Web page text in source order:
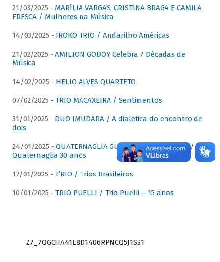
21/03/2025 - MARÍLIA VARGAS, CRISTINA BRAGA E CAMILA
FRESCA / Mulheres na Música
14/03/2025 - IROKO TRIO / Andarilho Américas
21/02/2025 - AMILTON GODOY Celebra 7 Décadas de
Música
14/02/2025 - HELIO ALVES QUARTETO
07/02/2025 - TRIO MACAXEIRA / Sentimentos
31/01/2025 - DUO IMUDARA / A dialética do encontro de
dois
24/01/2025 - QUATERNAGLIA GUITAR QUARTET (QGQ) /
Quaternaglia 30 anos
17/01/2025 - T’RIO / Trios Brasileiros
10/01/2025 - TRIO PUELLI / Trio Puelli – 15 anos
Z7_7QGCHA41L8D1406RPNCQ5J1SS1